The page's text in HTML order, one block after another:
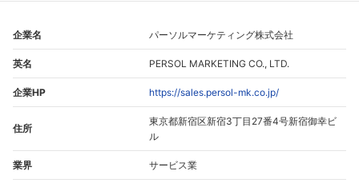
企業名 パーソルマーケティング株式会社
英名 PERSOL MARKETING CO., LTD.
企業HP https://sales.persol-mk.co.jp/
住所
東京都新宿区新宿3丁目27番4号新宿御幸ビ
ル
業界 サービス業